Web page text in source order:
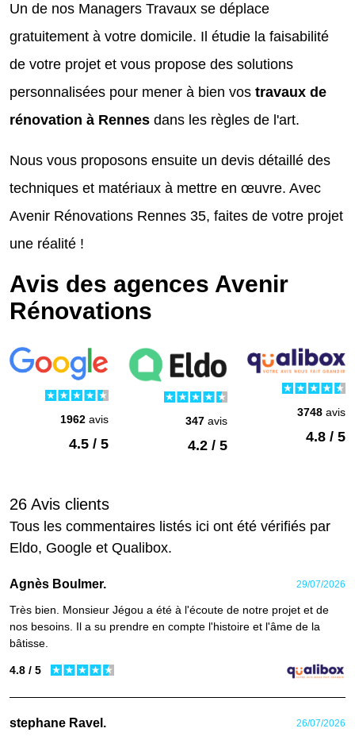
Un de nos Managers Travaux se déplace
gratuitement à votre domicile. Il étudie la faisabilité
de votre projet et vous propose des solutions
personnalisées pour mener à bien vos travaux de
rénovation à Rennes dans les règles de l'art.
Nous vous proposons ensuite un devis détaillé des
techniques et matériaux à mettre en œuvre. Avec
Avenir Rénovations Rennes 35, faites de votre projet
une réalité !
Avis des agences Avenir
Rénovations
1962 avis
4.5 / 5
347avis
4.2 / 5
3748avis
4.8 / 5
26 Avis clients
Tous les commentaires listés ici ont été vérifiés par
Eldo, Google et Qualibox.
Agnès Boulmer. 29/07/2026
Très bien. Monsieur Jégou a été à l'écoute de notre projet et de
nos besoins. Il a su prendre en compte l'histoire et l'âme de la
bâtisse.
4.8 / 5
stephane Ravel. 26/07/2026